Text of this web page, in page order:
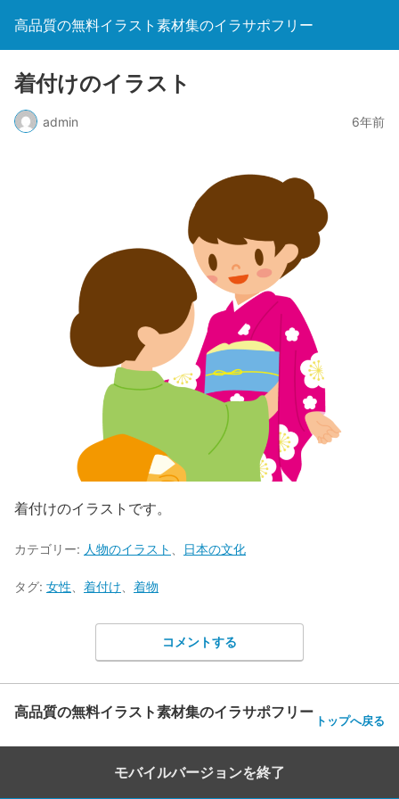
高品質の無料イラスト素材集のイラサポフリー
着付けのイラスト
admin 6年前
着付けのイラストです。
カテゴリー: 人物のイラスト 日本の文化
タグ: 女性 着付け 着物
コメントする
高品質の無料イラスト素材集のイラサポフリー トップへ戻る
モバイルバージョンを終了